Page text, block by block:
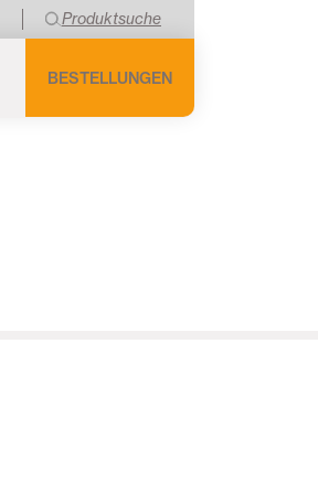
Produktsuche
BESTELLUNGEN